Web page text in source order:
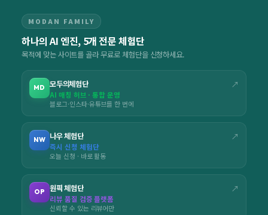
MODAN FAMILY
하나의 AI 엔진, 5개 전문 체험단
목적에 맞는 사이트를 골라 무료로 체험단을 신청하세요.
MD 모두의체험단 ↗
AI 매칭 허브 · 통합 운영
블로그·인스타·유튜브를 한 번에
NW 나우 체험단 ↗
즉시 신청 체험단
오늘 신청 · 바로 활동
OP 원픽 체험단 ↗
리뷰 품질 검증 플랫폼
신뢰할 수 있는 리뷰어만